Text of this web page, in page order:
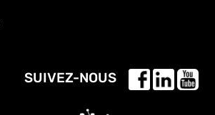
SUIVEZ-NOUS